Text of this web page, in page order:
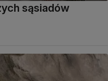
sąsiadów